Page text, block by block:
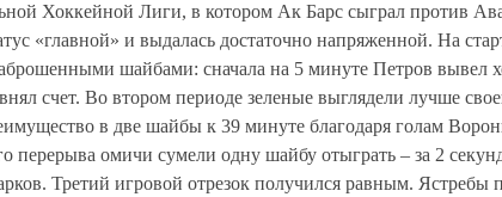
Хоккейной Лиги, в котором Ак Барс сыграл против
«главной» и выдалась достаточно напряженной. На
шайбами: сначала на 5 минуте Петров вывел
счет. Во втором периоде зеленые выглядели лучше
в две шайбы к 39 минуте благодаря голам
перерыва омичи сумели одну шайбу отыграть – за 2
Третий игровой отрезок получился равным. Ястребы